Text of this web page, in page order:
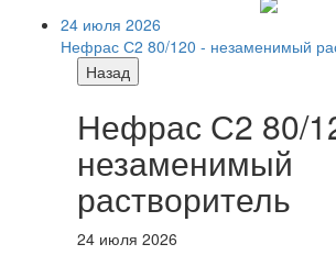
24 июля 2026
Нефрас С2 80/120 - незаменимый
Назад
Нефрас С2 80/
незаменимый
растворитель
24 июля 2026